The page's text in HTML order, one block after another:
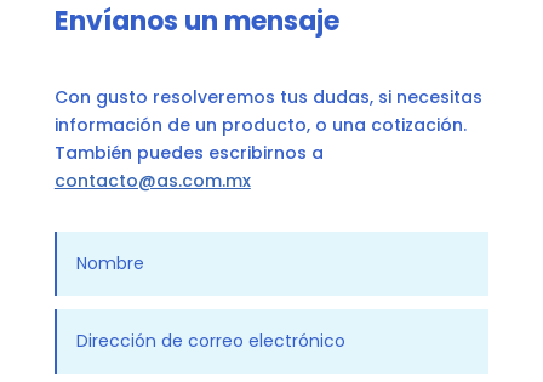
Envíanos un mensaje
Con gusto resolveremos tus dudas, si necesitas
información de un producto, o una cotización.
También puedes escribirnos a
contacto@as.com.mx